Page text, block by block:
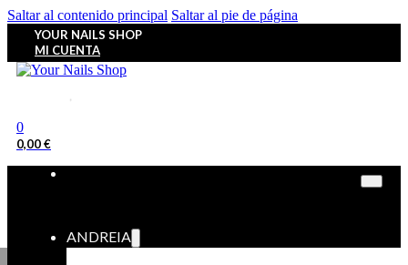
Saltar al contenido principal Saltar al pie de página
YOUR NAILS SHOP
MI CUENTA
0
0,00€
ANDREIA